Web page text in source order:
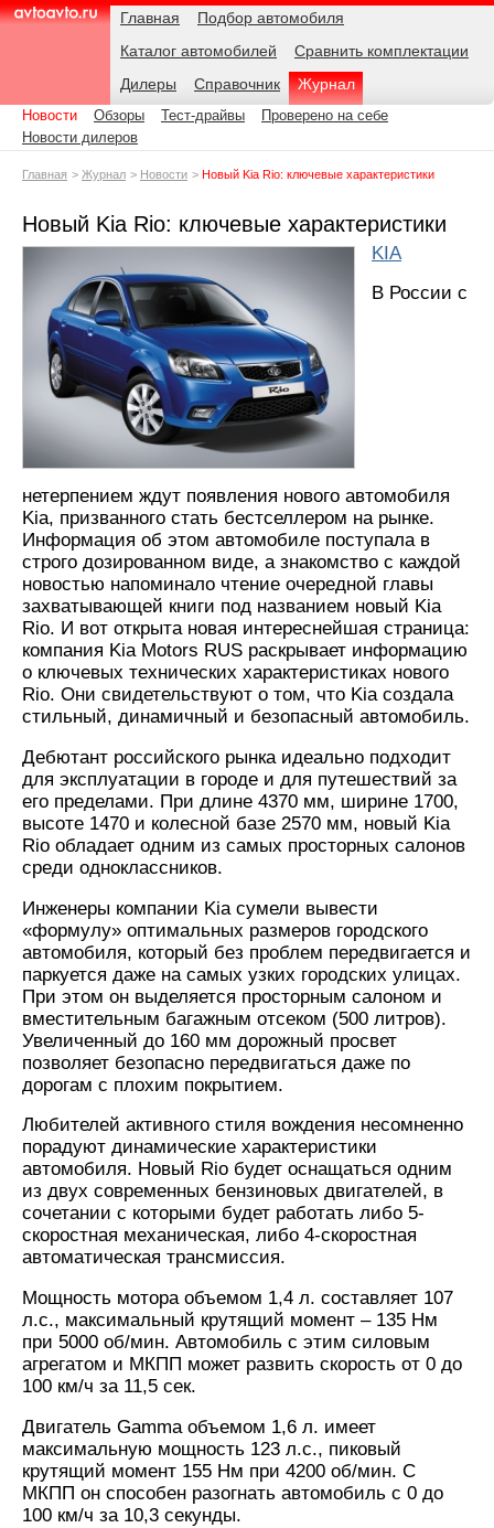
AvtoAvto.ru
Навигация Главная
Подбор автомобиля
Каталог автомобилей
Сравнить комплектации
Дилеры
Справочник Журнал
Подразделы
Новости Обзоры Тест-драйвы
Проверено на себе
Новости дилеров
Родительские
Главная Журнал Новости Новый Kia Rio: ключевые характеристики
Новый Kia Rio: ключевые характеристики
KIA
В России с
нетерпением ждут появления нового автомобиля
Kia, призванного стать бестселлером на рынке.
Информация об этом автомобиле поступала в
строго дозированном виде, а знакомство с каждой
новостью напоминало чтение очередной главы
захватывающей книги под названием новый Kia
Rio. И вот открыта новая интереснейшая страница:
компания Kia Motors RUS раскрывает информацию
о ключевых технических характеристиках нового
Rio. Они свидетельствуют о том, что Kia создала
стильный, динамичный и безопасный автомобиль.
Дебютант российского рынка идеально подходит
для эксплуатации в городе и для путешествий за
его пределами. При длине 4370 мм, ширине 1700,
высоте 1470 и колесной базе 2570 мм, новый Kia
Rio обладает одним из самых просторных салонов
среди одноклассников.
Инженеры компании Kia сумели вывести
«формулу» оптимальных размеров городского
автомобиля, который без проблем передвигается и
паркуется даже на самых узких городских улицах.
При этом он выделяется просторным салоном и
вместительным багажным отсеком (500 литров).
Увеличенный до 160 мм дорожный просвет
позволяет безопасно передвигаться даже по
дорогам с плохим покрытием.
Любителей активного стиля вождения несомненно
порадуют динамические характеристики
автомобиля. Новый Rio будет оснащаться одним
из двух современных бензиновых двигателей, в
сочетании с которыми будет работать либо 5-
скоростная механическая, либо 4-скоростная
автоматическая трансмиссия.
Мощность мотора объемом 1,4 л. составляет 107
л.с., максимальный крутящий момент – 135 Нм
при 5000 об/мин. Автомобиль с этим силовым
агрегатом и МКПП может развить скорость от 0 до
100 км/ч за 11,5 сек.
Двигатель Gamma объемом 1,6 л. имеет
максимальную мощность 123 л.с., пиковый
крутящий момент 155 Нм при 4200 об/мин. С
МКПП он способен разогнать автомобиль с 0 до
100 км/ч за 10,3 секунды.
Дата: